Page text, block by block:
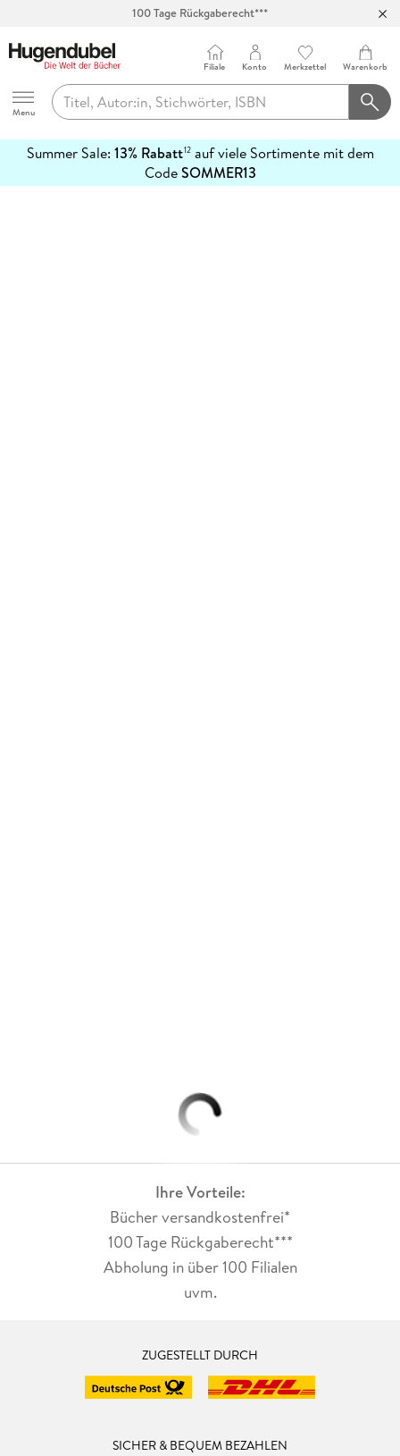
100 Tage Rückgaberecht***
Hugendubel
Menu
Filiale Konto Merkzettel Warenkorb
Summer Sale: 13% Rabatt12auf viele Sortimente mit dem
CodeSOMMER13
erfahren
Ihre Vorteile:
Bücher versandkostenfrei*
100 Tage Rückgaberecht***
Abholung in über 100 Filialen
uvm.
ZUGESTELLT DURCH
SICHER & BEQUEM BEZAHLEN